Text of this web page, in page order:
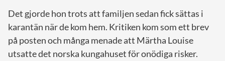
Det gjorde hon trots att familjen sedan fick sättas i
karantän när de kom hem. Kritiken kom som ett brev
på posten och många menade att Märtha Louise
utsatte det norska kungahuset för onödiga risker.